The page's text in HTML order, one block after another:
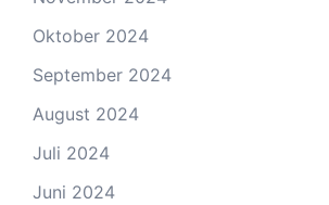
Oktober 2024
September 2024
August 2024
Juli 2024
Juni 2024